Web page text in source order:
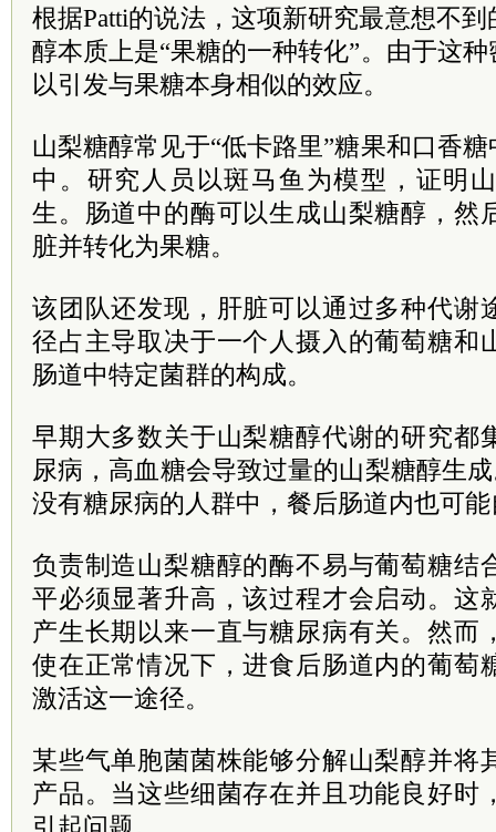
根据Patti的说法，这项新研究最意想不
醇本质上是“果糖的一种转化”。由于这
以引发与果糖本身相似的效应。
山梨糖醇常见于“低卡路里”糖果和口香
中。研究人员以斑马鱼为模型，证明
生。肠道中的酶可以生成山梨糖醇，然
脏并转化为果糖。
该团队还发现，肝脏可以通过多种代谢
径占主导取决于一个人摄入的葡萄糖和
肠道中特定菌群的构成。
早期大多数关于山梨糖醇代谢的研究都
尿病，高血糖会导致过量的山梨糖醇生
没有糖尿病的人群中，餐后肠道内也可
负责制造山梨糖醇的酶不易与葡萄糖结
平必须显著升高，该过程才会启动。这
产生长期以来一直与糖尿病有关。然而
使在正常情况下，进食后肠道内的葡萄
激活这一途径。
某些气单胞菌菌株能够分解山梨醇并将
产品。当这些细菌存在并且功能良好时